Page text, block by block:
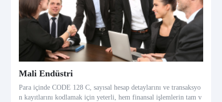
Mali Endüstri
Para içinde CODE 128 C, sayısal hesap detaylarını ve transaksyo
n kayıtlarını kodlamak için yeterli, hem finansal işlemlerin tam v